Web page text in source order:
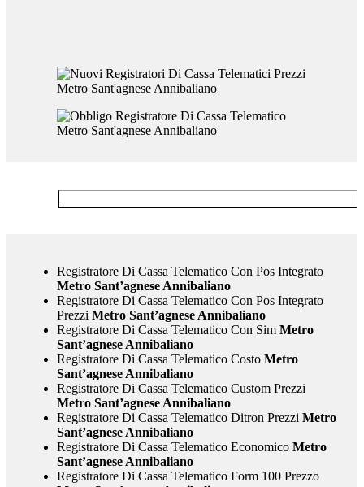
Registratore Di Cassa Telematico Con Pos Integrato
Metro Sant’agnese Annibaliano
Registratore Di Cassa Telematico Con Pos Integrato
PrezziMetro Sant’agnese Annibaliano
Registratore Di Cassa Telematico Con SimMetro
Sant’agnese Annibaliano
Registratore Di Cassa Telematico CostoMetro
Sant’agnese Annibaliano
Registratore Di Cassa Telematico Custom Prezzi
Metro Sant’agnese Annibaliano
Registratore Di Cassa Telematico Ditron PrezziMetro
Sant’agnese Annibaliano
Registratore Di Cassa Telematico EconomicoMetro
Sant’agnese Annibaliano
Registratore Di Cassa Telematico Form 100 Prezzo